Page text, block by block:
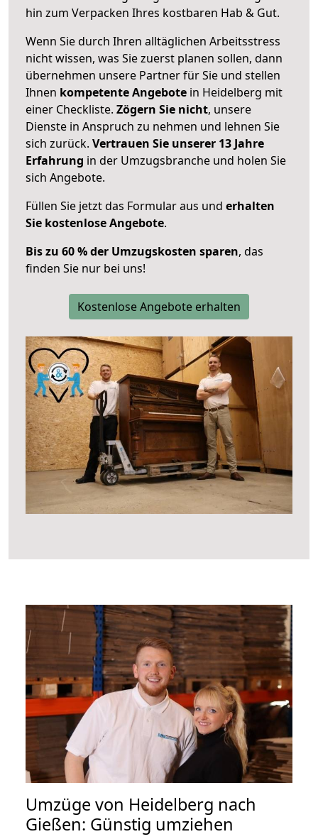
hin zum Verpacken Ihres kostbaren Hab & Gut.
Wenn Sie durch Ihren alltäglichen Arbeitsstress
nicht wissen, was Sie zuerst planen sollen, dann
übernehmen unsere Partner für Sie und stellen
Ihnen kompetente Angebote in Heidelberg mit
einer Checkliste. Zögern Sie nicht, unsere
Dienste in Anspruch zu nehmen und lehnen Sie
sich zurück. Vertrauen Sie unserer 13 Jahre
Erfahrung in der Umzugsbranche und holen Sie
sich Angebote.
Füllen Sie jetzt das Formular aus und erhalten
Sie kostenlose Angebote.
Bis zu 60 % der Umzugskosten sparen, das
finden Sie nur bei uns!
Kostenlose Angebote erhalten
Umzüge von Heidelberg nach
Gießen: Günstig umziehen